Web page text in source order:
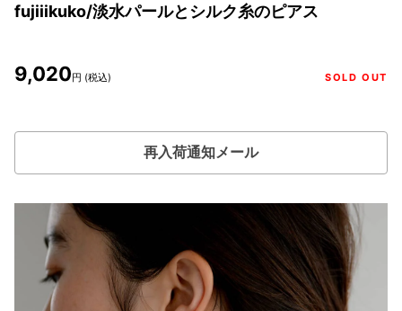
fujiiikuko/淡水パールとシルク糸のピアス
9,020円 (税込) SOLD OUT
再入荷通知メール